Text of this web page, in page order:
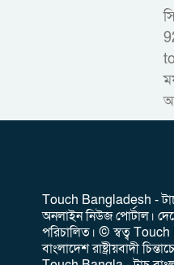
‎Touch Bangladesh - টাচ
অনলাইন নিউজ পোর্টাল।
পরিচালিত। ‎© স্বত্ব
বাংলাদেশ রাষ্ট্রীয়বাদী